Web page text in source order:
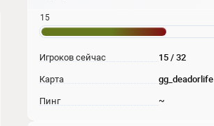
15
Игроков сейчас 15 / 32
Карта gg_deadorlife
Пинг ~